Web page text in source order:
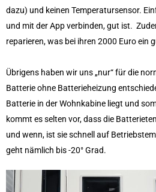
dazu) und keinen Temperatursensor.
und mit der App verbinden, gut ist.
reparieren, was bei ihren 2000 Euro ein
Übrigens haben wir uns „nur“ für die
Batterie ohne Batterieheizung
Batterie in der Wohnkabine liegt und
kommt es selten vor, dass die
und wenn, ist sie schnell auf
geht nämlich bis -20° Grad.